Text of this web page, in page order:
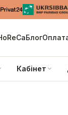
Блог
Кабінет